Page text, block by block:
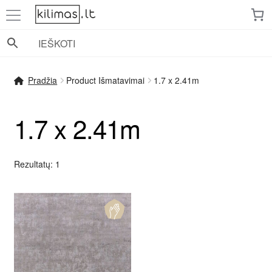
Pereiti
prie
meniu
Pereiti
prie
turinio
Pradžia Product Išmatavimai 1.7 x 2.41m
1.7 x 2.41m
Rezultatų: 1